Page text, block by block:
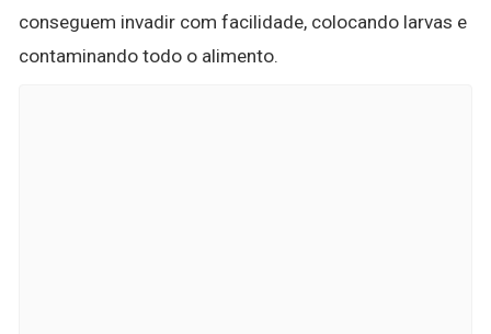
conseguem invadir com facilidade, colocando larvas e
contaminando todo o alimento.